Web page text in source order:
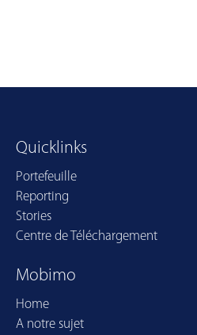
Quicklinks
Portefeuille
Reporting
Stories
Centre de Téléchargement
Mobimo
Home
A notre sujet